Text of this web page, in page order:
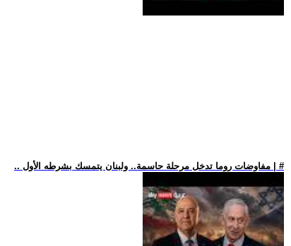
.. مفاوضات روما تدخل مرحلة حاسمة.. ولبنان يتمسك بشرطه الأول | #